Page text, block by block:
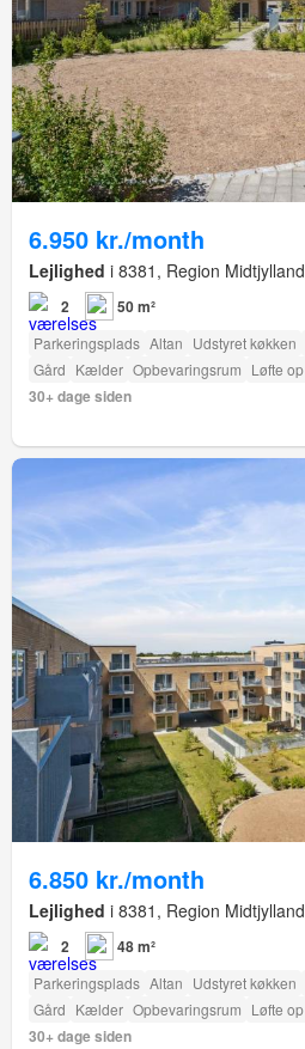
6.950 kr./month
Lejlighed i 8381, Region Midtjylland
2 50 m²
Parkeringsplads Altan Udstyret køkken
Gård Kælder Opbevaringsrum Løfte op
30+ dage siden
6.850 kr./month
Lejlighed i 8381, Region Midtjylland
2 48 m²
Parkeringsplads Altan Udstyret køkken
Gård Kælder Opbevaringsrum Løfte op
30+ dage siden